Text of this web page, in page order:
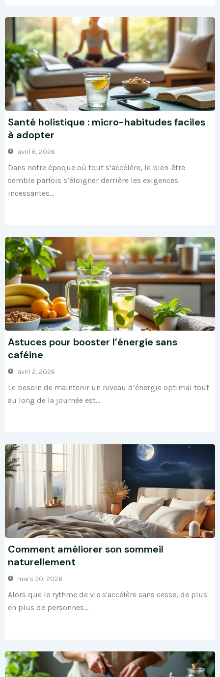
Santé holistique : micro-habitudes faciles
à adopter
avril 6, 2026
Dans notre époque où tout s’accélère, le bien-être
semble parfois s’éloigner derrière les exigences
incessantes...
Astuces pour booster l’énergie sans
caféine
avril 2, 2026
Le besoin de maintenir un niveau d’énergie optimal tout
au long de la journée est...
Comment améliorer son sommeil
naturellement
mars 30, 2026
Alors que le rythme de vie s'accélère sans cesse, de plus
en plus de personnes...